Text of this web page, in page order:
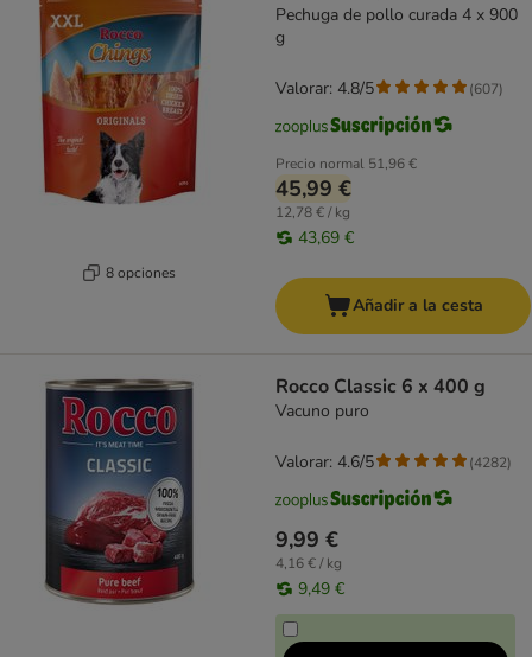
8 opciones
Pechuga de pollo curada 4 x 900
g
Precio normal 51,96 €
45,99 €
12,78 € / kg
43,69 €
Valorar: 4.8/5 (607)
Añadir a la cesta
Rocco Classic 6 x 400 g
Vacuno puro
9,99 €
4,16 € / kg
9,49 €
Valorar: 4.6/5 (4282)